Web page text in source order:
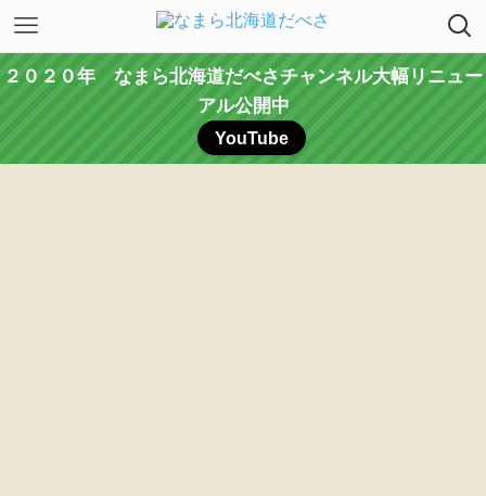
２０２０年 なまら北海道だべさチャンネル大幅リニュー
アル公開中
YouTube